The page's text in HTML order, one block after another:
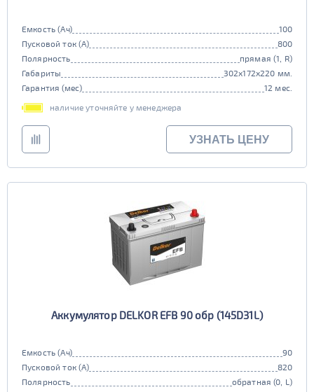
Емкость (Ач)
100
Пусковой ток (А)
800
Полярность
прямая (1, R)
Габариты
302x172x220 мм.
Гарантия (мес)
12 мес.
наличие уточняйте у менеджера
УЗНАТЬ ЦЕНУ
Аккумулятор DELKOR EFB 90 обр (145D31L)
Емкость (Ач)
90
Пусковой ток (А)
820
Полярность
обратная (0, L)